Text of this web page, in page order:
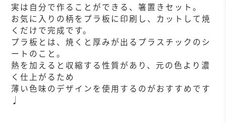
実は自分で作ることができる、箸置きセット。
お気に入りの柄をプラ板に印刷し、カットして焼
くだけで完成です。
プラ板とは、焼くと厚みが出るプラスチックのシ
ートのこと。
熱を加えると収縮する性質があり、元の色より濃
く仕上がるため
薄い色味のデザインを使用するのがおすすめです
♩